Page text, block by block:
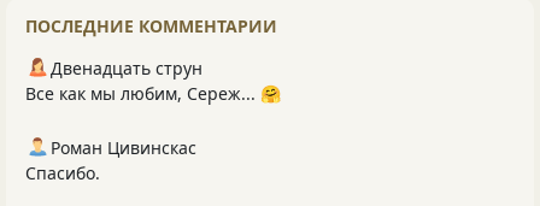
ПОСЛЕДНИЕ КОММЕНТАРИИ
Двенадцать струн
Все как мы любим, Сереж... 🤗
Роман Цивинскас
Спасибо.